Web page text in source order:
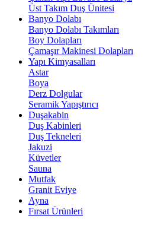
Üst Takım Duş Ünitesi
Banyo Dolabı
Banyo Dolabı Takımları
Boy Dolapları
Çamaşır Makinesi Dolapları
Yapı Kimyasalları
Astar
Boya
Derz Dolgular
Seramik Yapıştırıcı
Duşakabin
Duş Kabinleri
Duş Tekneleri
Jakuzi
Küvetler
Sauna
Mutfak
Granit Eviye
Ayna
Fırsat Ürünleri